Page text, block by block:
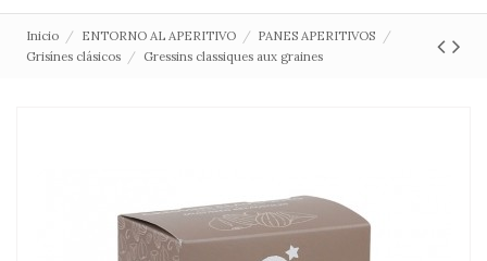
Inicio ENTORNO AL APERITIVO
PANES APERITIVOS
Grisínes clásicos
Gressins classiques aux graines